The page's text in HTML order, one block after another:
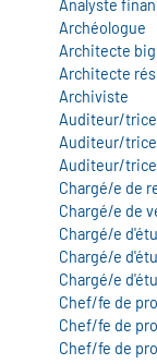
Analyste
Archéologue
Architecte
Architecte
Archiviste
Auditeur/
Auditeur/
Auditeur/
Chargé/e de
Chargé/e de
Chargé/e
Chargé/e
Chargé/e
Chef/fe de
Chef/fe de
Chef/fe de